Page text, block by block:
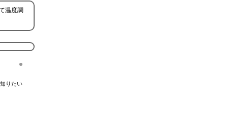
温度調
りたい